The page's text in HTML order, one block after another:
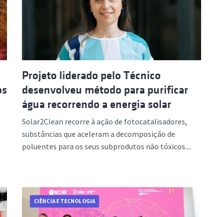
Avançada
Projeto liderado pelo Técnico
desenvolveu método para purificar
água recorrendo a energia solar
Solar2Clean recorre à ação de fotocatalisadores,
substâncias que aceleram a decomposição de
poluentes para os seus subprodutos não tóxicos....
CIÊNCIA E TECNOLOGIA